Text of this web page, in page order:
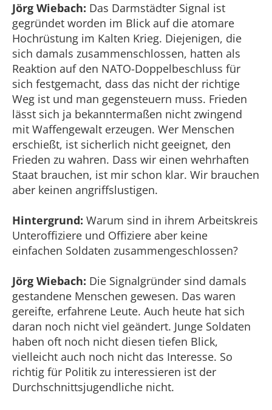
Jörg Wiebach: Das Darmstädter Signal ist
gegründet worden im Blick auf die atomare
Hochrüstung im Kalten Krieg. Diejenigen, die
sich damals zusammenschlossen, hatten als
Reaktion auf den NATO-Doppelbeschluss für
sich festgemacht, dass das nicht der richtige
Weg ist und man gegensteuern muss. Frieden
lässt sich ja bekanntermaßen nicht zwingend
mit Waffengewalt erzeugen. Wer Menschen
erschießt, ist sicherlich nicht geeignet, den
Frieden zu wahren. Dass wir einen wehrhaften
Staat brauchen, ist mir schon klar. Wir brauchen
aber keinen angriffslustigen.
Hintergrund: Warum sind in ihrem Arbeitskreis
Unteroffiziere und Offiziere aber keine
einfachen Soldaten zusammengeschlossen?
Jörg Wiebach: Die Signalgründer sind damals
gestandene Menschen gewesen. Das waren
gereifte, erfahrene Leute. Auch heute hat sich
daran noch nicht viel geändert. Junge Soldaten
haben oft noch nicht diesen tiefen Blick,
vielleicht auch noch nicht das Interesse. So
richtig für Politik zu interessieren ist der
Durchschnittsjugendliche nicht.